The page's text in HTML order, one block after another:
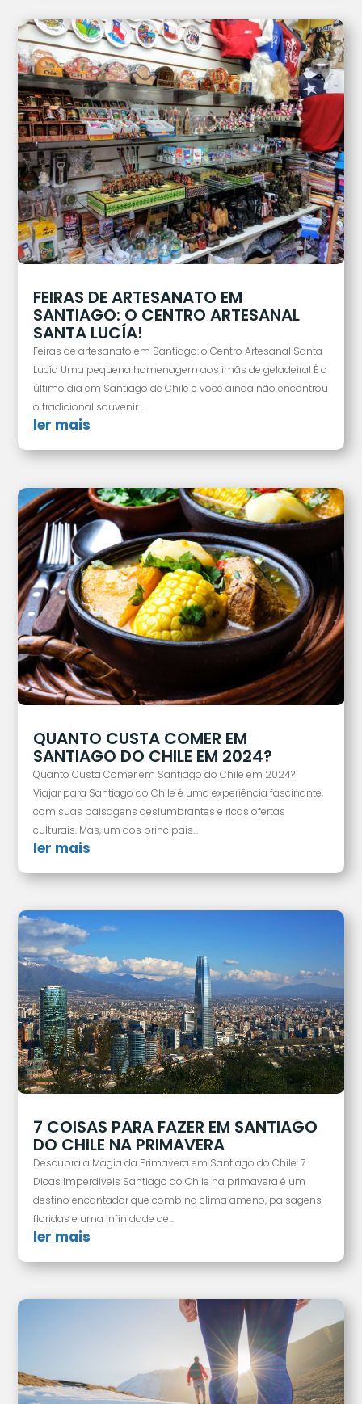
FEIRAS DE ARTESANATO EM
SANTIAGO: O CENTRO ARTESANAL
SANTA LUCÍA!
Feiras de artesanato em Santiago: o Centro Artesanal Santa
Lucía Uma pequena homenagem aos imãs de geladeira! É o
último dia em Santiago de Chile e você ainda não encontrou
o tradicional souvenir...
ler mais
QUANTO CUSTA COMER EM
SANTIAGO DO CHILE EM 2024?
Quanto Custa Comer em Santiago do Chile em 2024?
Viajar para Santiago do Chile é uma experiência fascinante,
com suas paisagens deslumbrantes e ricas ofertas
culturais. Mas, um dos principais...
ler mais
7 COISAS PARA FAZER EM SANTIAGO
DO CHILE NA PRIMAVERA
Descubra a Magia da Primavera em Santiago do Chile: 7
Dicas Imperdíveis Santiago do Chile na primavera é um
destino encantador que combina clima ameno, paisagens
floridas e uma infinidade de...
ler mais